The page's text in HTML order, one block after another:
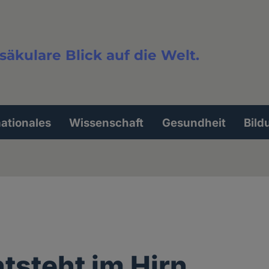
Blick auf die Welt.
Wissenschaft Gesundheit